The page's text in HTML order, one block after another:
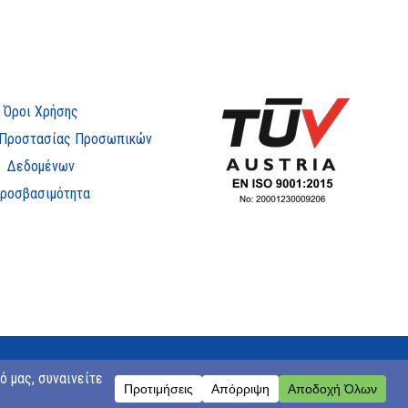
Όροι Χρήσης
Προσωπικών
Δεδομένων